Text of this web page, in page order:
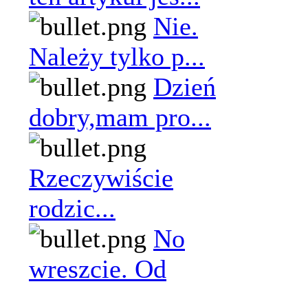
Nie.
Należy tylko p...
Dzień
dobry,mam pro...
Rzeczywiście
rodzic...
No
wreszcie. Od